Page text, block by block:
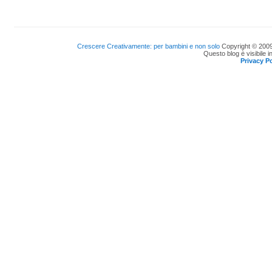
Crescere Creativamente: per bambini e non solo Copyright ©
Questo blog è visibile
Privacy